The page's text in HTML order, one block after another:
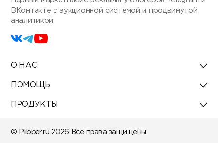
ВКонтакте с аукционной системой и продвинутой
аналитикой
О НАС
ПОМОЩЬ
ПРОДУКТЫ
© Plibber.ru 2026 Все права защищены